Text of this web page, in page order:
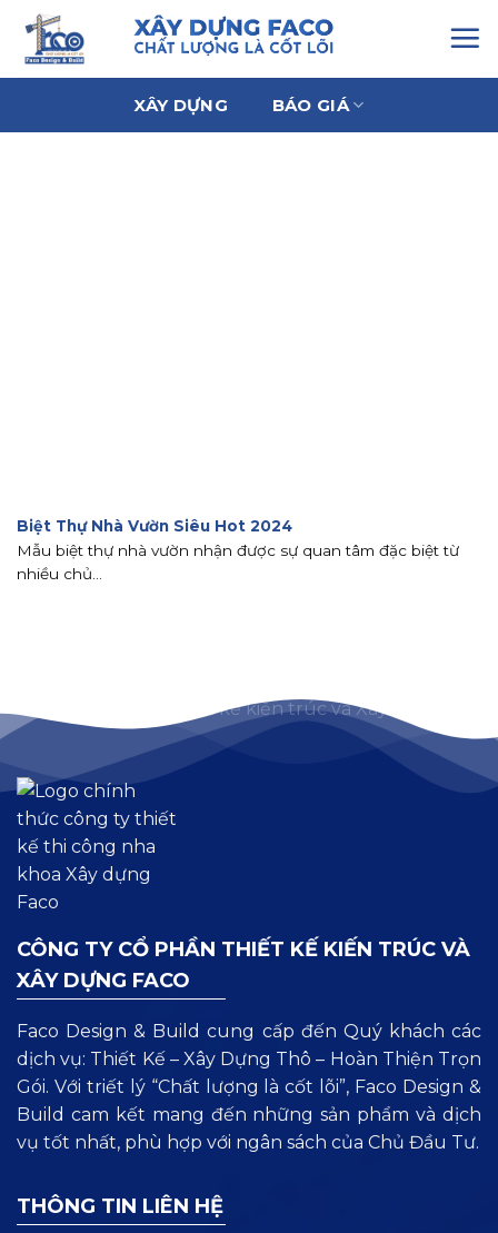
Chuyển
đến
nội
XÂY DỰNG BÁO GIÁ
Biệt Thự Nhà Vườn Siêu Hot 2024
Mẫu biệt thự nhà vườn nhận được sự quan tâm đặc biệt từ
nhiều chủ...
CÔNG TY CỔ PHẦN THIẾT KẾ KIẾN TRÚC VÀ
XÂY DỰNG FACO
Faco Design & Build cung cấp đến Quý khách các
dịch vụ: Thiết Kế – Xây Dựng Thô – Hoàn Thiện Trọn
Gói. Với triết lý “Chất lượng là cốt lõi”, Faco Design &
Build cam kết mang đến những sản phẩm và dịch
vụ tốt nhất, phù hợp với ngân sách của Chủ Đầu Tư.
THÔNG TIN LIÊN HỆ